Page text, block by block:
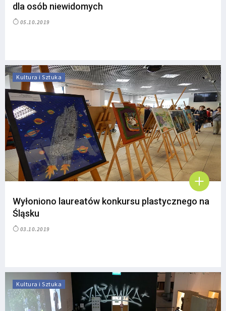
dla osób niewidomych
05.10.2019
Kultura i Sztuka
Wyłoniono laureatów konkursu plastycznego na
Śląsku
03.10.2019
Kultura i Sztuka